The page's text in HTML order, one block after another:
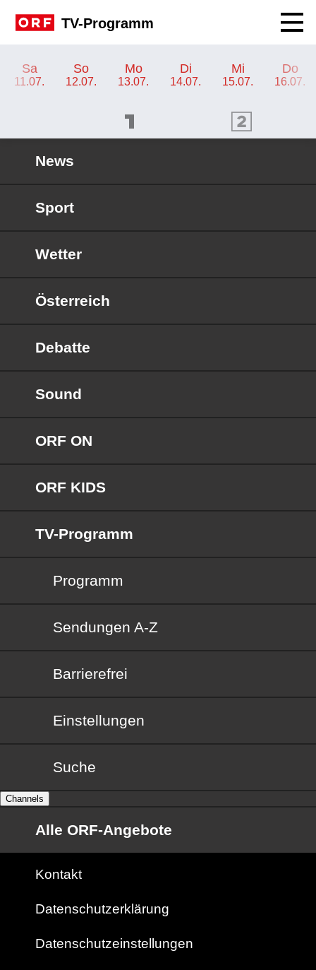
TV-Programm
Sa
11.07.
So
12.07.
Mo
13.07.
Di
14.07.
Mi
15.07.
Do
16.07.
ORF 2 Programm
News
Sport
Wetter
Österreich
Debatte
Sound
ORF ON
ORF KIDS
TV-Programm
Programm
Sendungen von A bis Z
Sendungen A-Z
Barrierefrei
Barrierefrei
Einstellungen
Suche
Channels
Alle ORF-Angebote
Kontakt
Datenschutzerklärung
Datenschutzeinstellungen